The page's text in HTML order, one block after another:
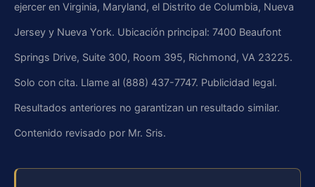
ejercer en Virginia, Maryland, el Distrito de Columbia, Nueva
Jersey y Nueva York. Ubicación principal: 7400 Beaufont
Springs Drive, Suite 300, Room 395, Richmond, VA 23225.
Solo con cita. Llame al (888) 437-7747. Publicidad legal.
Resultados anteriores no garantizan un resultado similar.
Contenido revisado por Mr. Sris.